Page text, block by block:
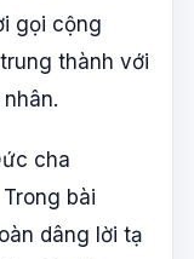
gọi cộng
thành với
cha
bài
dâng lời tạ